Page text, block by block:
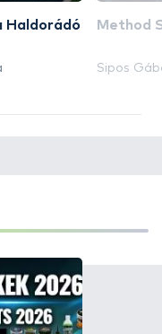
Haldorádó
Method
Sipos